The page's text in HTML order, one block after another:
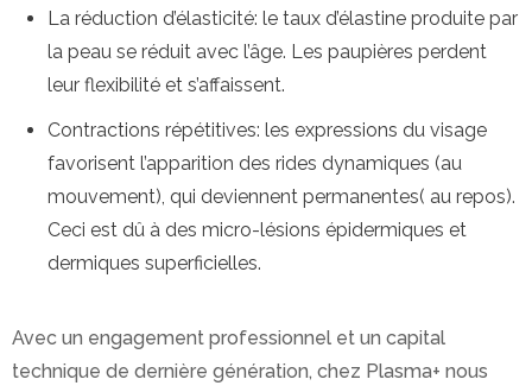
La réduction d’élasticité: le taux d’élastine produite par
la peau se réduit avec l’âge. Les paupières perdent
leur flexibilité et s’affaissent.
Contractions répétitives: les expressions du visage
favorisent l’apparition des rides dynamiques (au
mouvement), qui deviennent permanentes( au repos).
Ceci est dû à des micro-lésions épidermiques et
dermiques superficielles.
Avec un engagement professionnel et un capital
technique de dernière génération, chez Plasma+ nous